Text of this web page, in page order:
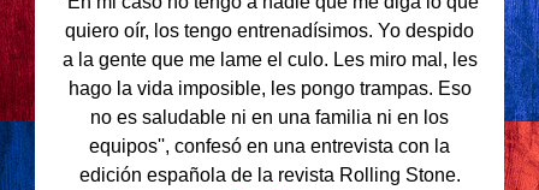
quiero oír, los tengo entrenadísimos. Yo despido
a la gente que me lame el culo. Les miro mal, les
hago la vida imposible, les pongo trampas. Eso
no es saludable ni en una familia ni en los
equipos'', confesó en una entrevista con la
edición española de la revista Rolling Stone.